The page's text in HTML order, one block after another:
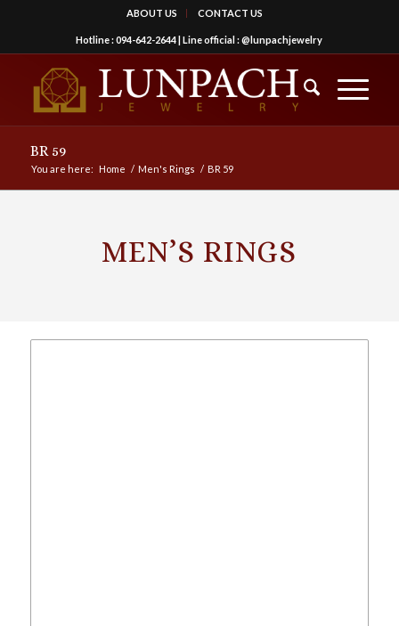
ABOUT US CONTACT US
Hotline :094-642-2644| Line official :@lunpachjewelry
BR 59
You are here: Home / Men's Rings / BR 59
MEN’S RINGS